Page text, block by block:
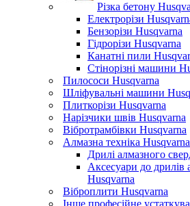
Різка бетону
Електрорізи
Бензорізи Husqvarna
Гідрорізи Husqvarna
Канатні пили
Стінорізні машини
Пилососи Husqvarna
Шліфувальні машини
Плиткорізи Husqvarna
Нарізчики швів Husqvarna
Вібротрамбівки Husqvarna
Алмазна техніка Husqvarna
Дрилі алмазного
Аксесуари до дрилів
Husqvarna
Віброплити Husqvarna
Інше професійне